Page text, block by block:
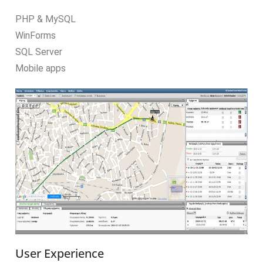
PHP & MySQL
WinForms
SQL Server
Mobile apps
User Experience